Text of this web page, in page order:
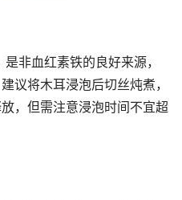
非血红素铁的良好来源，
议将木耳浸泡后切丝炖煮，
，但需注意浸泡时间不宜超